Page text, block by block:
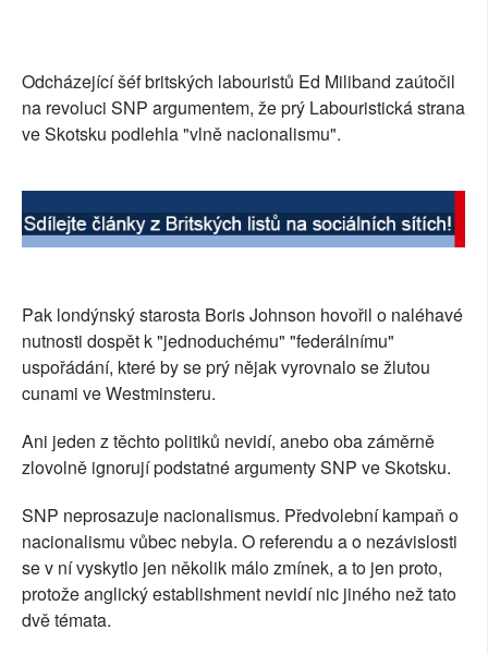
Odcházející šéf britských labouristů Ed Miliband zaútočil
na revoluci SNP argumentem, že prý Labouristická strana
ve Skotsku podlehla "vlně nacionalismu".
Pak londýnský starosta Boris Johnson hovořil o naléhavé
nutnosti dospět k "jednoduchému" "federálnímu"
uspořádání, které by se prý nějak vyrovnalo se žlutou
cunami ve Westminsteru.
Ani jeden z těchto politiků nevidí, anebo oba záměrně
zlovolně ignorují podstatné argumenty SNP ve Skotsku.
SNP neprosazuje nacionalismus. Předvolební kampaň o
nacionalismu vůbec nebyla. O referendu a o nezávislosti
se v ní vyskytlo jen několik málo zmínek, a to jen proto,
protože anglický establishment nevidí nic jiného než tato
dvě témata.